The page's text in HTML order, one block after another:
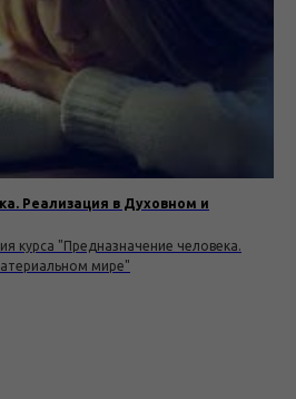
Реализация в Духовном и
курса "Предназначение человека.
мире"